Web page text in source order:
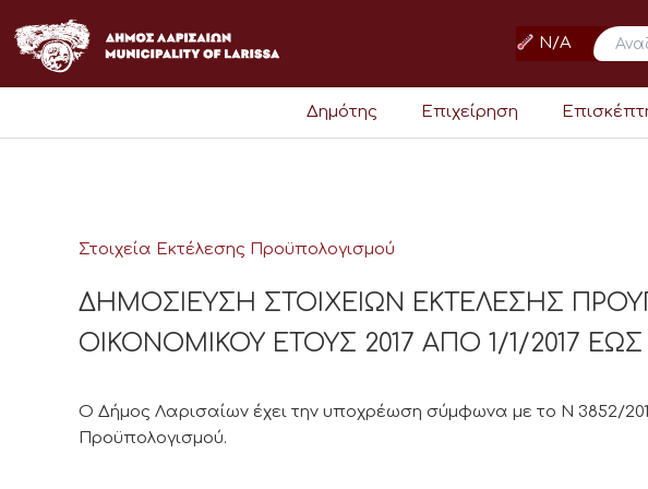
στο
περιεχόμενο
N/A
Δημότης Επιχείρηση
Στοιχεία Εκτέλεσης Προϋπολογισμού
ΔΗΜΟΣΙΕΥΣΗ ΣΤΟΙΧΕΙΩΝ ΕΚΤΕΛΕΣΗΣ
ΟΙΚΟΝΟΜΙΚΟΥ ΕΤΟΥΣ 2017 ΑΠΟ 1/1/2017 ΕΩΣ
Ο Δήμος Λαρισαίων έχει την υποχρέωση σύμφωνα με το Ν 3852/
Προϋπολογισμού.